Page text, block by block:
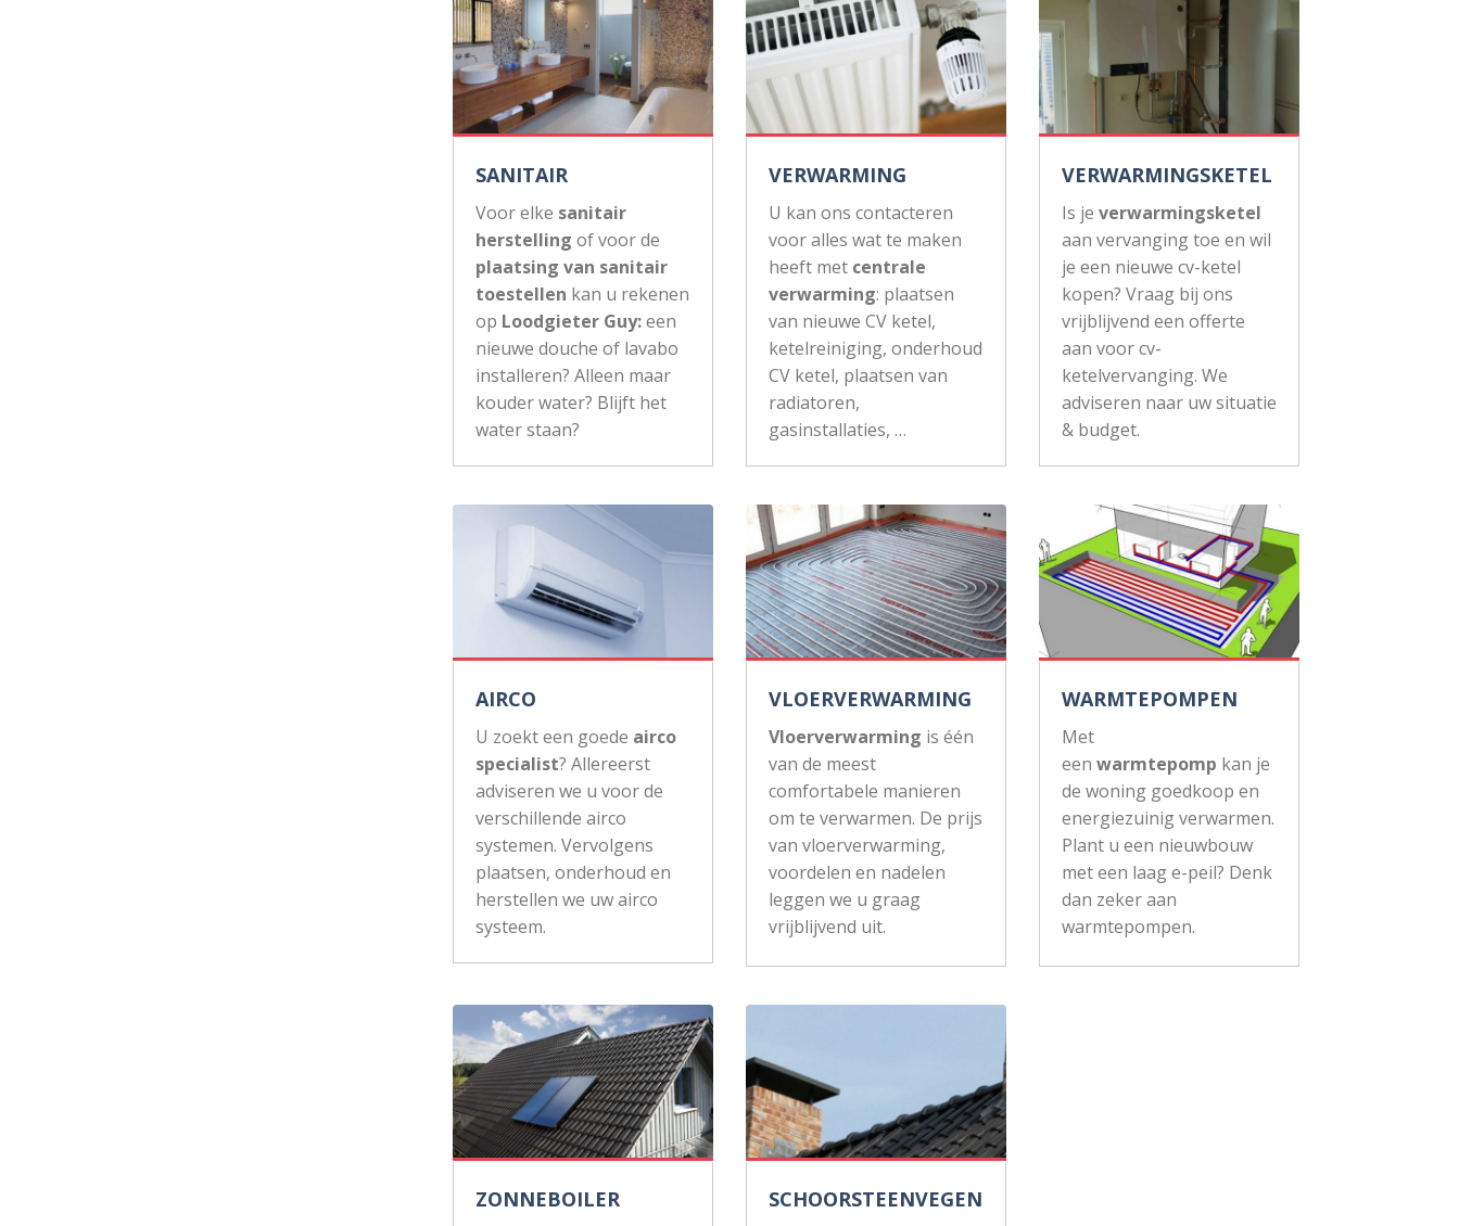
SANITAIR
Voor elke sanitair
herstelling of voor de
plaatsing van sanitair
toestellen kan u rekenen
op Loodgieter Guy:een
nieuwe douche of lavabo
installeren? Alleen maar
kouder water? Blijft het
water staan?
VERWARMING
U kan ons contacteren
voor alles wat te maken
heeft met centrale
verwarming: plaatsen
van nieuwe CV ketel,
ketelreiniging, onderhoud
CV ketel, plaatsen van
radiatoren,
gasinstallaties, …
VERWARMINGSKETEL
Is je verwarmingsketel
aan vervanging toe en wil
je een nieuwe cv-ketel
kopen? Vraag bij ons
vrijblijvend een offerte
aan voor cv-
ketelvervanging. We
adviseren naar uw situatie
& budget.
AIRCO
U zoekt een goede airco
specialist? Allereerst
adviseren we u voor de
verschillende airco
systemen. Vervolgens
plaatsen, onderhoud en
herstellen we uw airco
systeem.
VLOERVERWARMING
Vloerverwarming is één
van de meest
comfortabele manieren
om te verwarmen. De prijs
van vloerverwarming,
voordelen en nadelen
leggen we u graag
vrijblijvend uit.
WARMTEPOMPEN
Met
een warmtepomp kan je
de woning goedkoop en
energiezuinig verwarmen.
Plant u een nieuwbouw
met een laag e-peil? Denk
dan zeker aan
warmtepompen.
ZONNEBOILER SCHOORSTEENVEGEN